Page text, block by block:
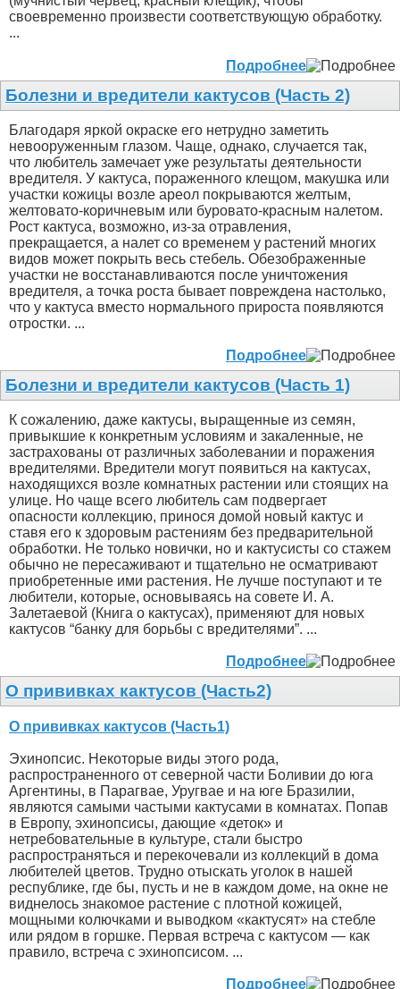
своевременно произвести соответствующую обработку.
...
Подробнее
Болезни и вредители кактусов (Часть 2)
Благодаря яркой окраске его нетрудно заметить
невооруженным глазом. Чаще, однако, случается так,
что любитель замечает уже результаты деятельности
вредителя. У кактуса, пораженного клещом, макушка или
участки кожицы возле ареол покрываются желтым,
желтовато-коричневым или буровато-красным налетом.
Рост кактуса, возможно, из-за отравления,
прекращается, а налет со временем у растений многих
видов может покрыть весь стебель. Обезображенные
участки не восстанавливаются после уничтожения
вредителя, а точка роста бывает повреждена настолько,
что у кактуса вместо нормального прироста появляются
отростки. ...
Подробнее
Болезни и вредители кактусов (Часть 1)
К сожалению, даже кактусы, выращенные из семян,
привыкшие к конкретным условиям и закаленные, не
застрахованы от различных заболевании и поражения
вредителями. Вредители могут появиться на кактусах,
находящихся возле комнатных растении или стоящих на
улице. Но чаще всего любитель сам подвергает
опасности коллекцию, принося домой новый кактус и
ставя его к здоровым растениям без предварительной
обработки. Не только новички, но и кактусисты со стажем
обычно не пересаживают и тщательно не осматривают
приобретенные ими растения. Не лучше поступают и те
любители, которые, основываясь на совете И. А.
Залетаевой (Книга о кактусах), применяют для новых
кактусов “банку для борьбы с вредителями”. ...
Подробнее
О прививках кактусов (Часть2)
О прививках кактусов (Часть1)
Эхинопсис. Некоторые виды этого рода,
распространенного от северной части Боливии до юга
Аргентины, в Парагвае, Уругвае и на юге Бразилии,
являются самыми частыми кактусами в комнатах. Попав
в Европу, эхинопсисы, дающие «деток» и
нетребовательные в культуре, стали быстро
распространяться и перекочевали из коллекций в дома
любителей цветов. Трудно отыскать уголок в нашей
республике, где бы, пусть и не в каждом доме, на окне не
виднелось знакомое растение с плотной кожицей,
мощными колючками и выводком «кактусят» на стебле
или рядом в горшке. Первая встреча с кактусом — как
правило, встреча с эхинопсисом. ...
Подробнее